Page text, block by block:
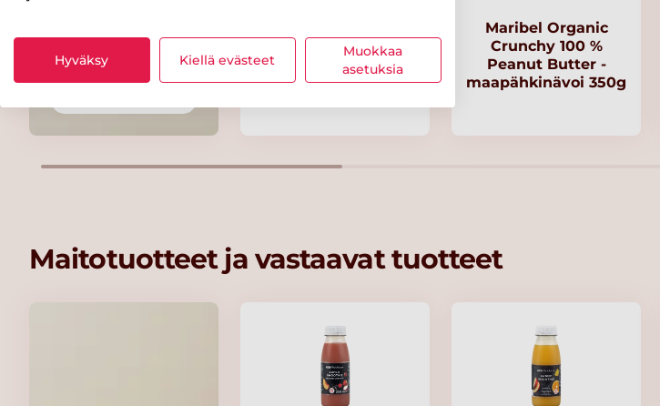
Smooth 100 %
Peanut Butter -
maapähkinävoi 350g
Maribel Organic
Crunchy 100 %
Peanut Butter -
maapähkinävoi 350g
Maitotuotteet ja vastaavat tuotteet
Hyväksy Kiellä evästeet
Muokkaa
asetuksia